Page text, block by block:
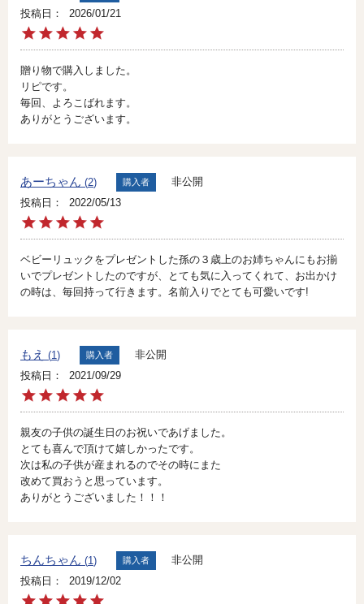
投稿日
2026/01/21
贈り物で購入しました。
リピです。
毎回、よろこばれます。
ありがとうございます。
あーちゃん 2 購入者
非公開
投稿日
2022/05/13
ベビーリュックをプレゼントした孫の３歳上のお姉ちゃんにもお揃
いでプレゼントしたのですが、とても気に入ってくれて、お出かけ
もえ 1 購入者
非公開
投稿日
2021/09/29
親友の子供の誕生日のお祝いであげました。
とても喜んで頂けて嬉しかったです。
次は私の子供が産まれるのでその時にまた
改めて買おうと思っています。
ありがとうございました！！！
ちんちゃん 1 購入者
非公開
投稿日
2019/12/02